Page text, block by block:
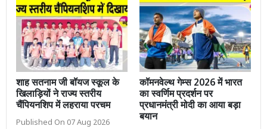
शाह सतनाम जी बॉयज स्कूल के
खिलाड़ियों ने राज्य स्तरीय
चैंपियनशिप में लहराया परचम
Published On 07 Aug 2026
कॉमनवेल्थ गेम्स 2026 में भारत
का स्वर्णिम प्रदर्शन पर
प्रधानमंत्री मोदी का आया बड़ा
बयान